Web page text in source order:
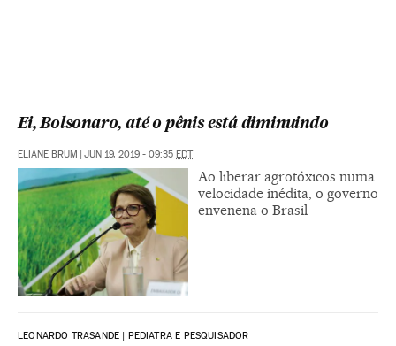
Ei, Bolsonaro, até o pênis está diminuindo
ELIANE BRUM | JUN 19, 2019 - 09:35 EDT
Ao liberar agrotóxicos numa
velocidade inédita, o governo
envenena o Brasil
LEONARDO TRASANDE | PEDIATRA E PESQUISADOR